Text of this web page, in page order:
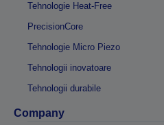
Tehnologie Heat-Free
PrecisionCore
Tehnologie Micro Piezo
Tehnologii inovatoare
Tehnologii durabile
Company